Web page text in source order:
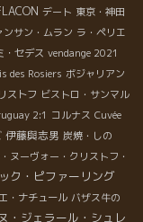
デート 東京・神田
ンサン・ムラン ラ・ペリエ
・セデス vendange 2021
des Rosiers ボジャリアン
ストフ ビストロ・サンマル
2:1 コルナス Cuvée
伊藤與志男 炭焼・しの
ヌーヴォー・クリストフ・
ク・ピファーリング
・ナチュール バザス牛の
・ジェラール・シュレ